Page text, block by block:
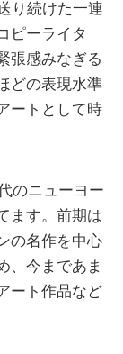
り続けた一連
ピーライタ
張感みなぎる
どの表現水準
ートとして時
のニューヨー
ます。前期は
の名作を中心
、今まであま
ート作品など